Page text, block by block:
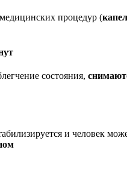
процедур (
состояния,
и человек